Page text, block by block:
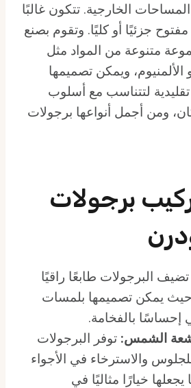
الخارجية. تتكون غالبًا
جزئيًا أو كليًا. وتقوم بصنع
متنوعة من المواد مثل
الألمنيوم، ويمكن تصميمها
لتتناسب مع أسلوب
ومن أجمل أنواعها برجولات
برجولات
تضيف البرجولات طابعًا راقيًا
يمكن تصميمها بلمسات
إحساسًا بالفخامة.
الشمس: توفر البرجولات
والاسترخاء في الأجواء
يجعلها خيارًا مثاليًا في